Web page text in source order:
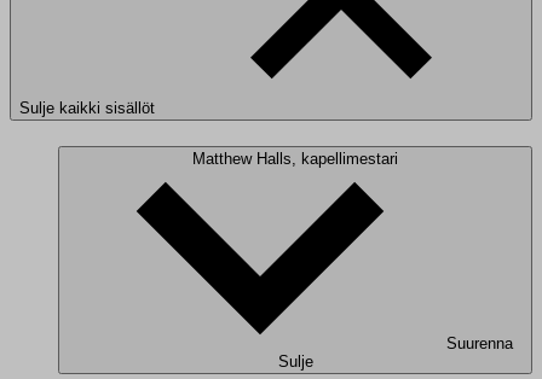
Sulje kaikki sisällöt
Matthew Halls, kapellimestari
Suurenna
Sulje